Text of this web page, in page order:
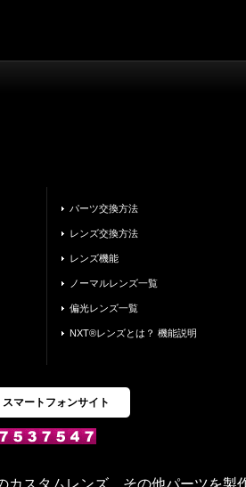
パーツ交換方法
レンズ交換方法
レンズ機能
ノーマルレンズ一覧
偏光レンズ一覧
NXT®レンズとは？ 機能説明
スマートフォンサイト
カスタムレンズ、その他パーツを製